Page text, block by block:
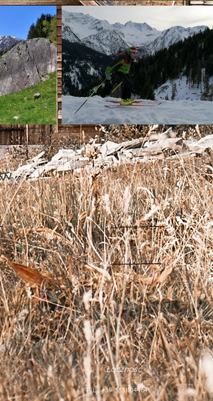
...
...
...
Łączność
TEL.: +39 3331104464